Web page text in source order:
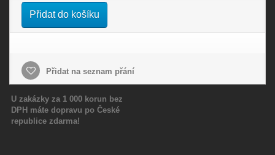
Přidat do košíku
Přidat na seznam přání
U zakázky za 1 000 korun bez
DPH máte dopravu po České
republice zdarma!